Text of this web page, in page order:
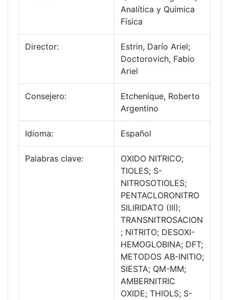
Analítica y Química
Física
Director:
Estrin, Darío Ariel;
Doctorovich, Fabio
Ariel
Consejero:
Etchenique, Roberto
Argentino
Idioma: Español
Palabras clave:
OXIDO NITRICO;
TIOLES; S-
NITROSOTIOLES;
PENTACLORONITRO
SILIRIDATO (III);
TRANSNITROSACION
; NITRITO; DESOXI-
HEMOGLOBINA; DFT;
METODOS AB-INITIO;
SIESTA; QM-MM;
AMBERNITRIC
OXIDE; THIOLS; S-